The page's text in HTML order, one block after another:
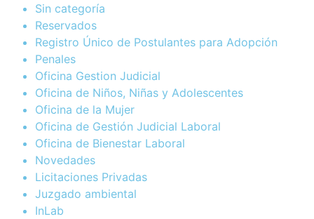
Sin categoría
Reservados
Registro Único de Postulantes para Adopción
Penales
Oficina Gestion Judicial
Oficina de Niños, Niñas y Adolescentes
Oficina de la Mujer
Oficina de Gestión Judicial Laboral
Oficina de Bienestar Laboral
Novedades
Licitaciones Privadas
Juzgado ambiental
InLab